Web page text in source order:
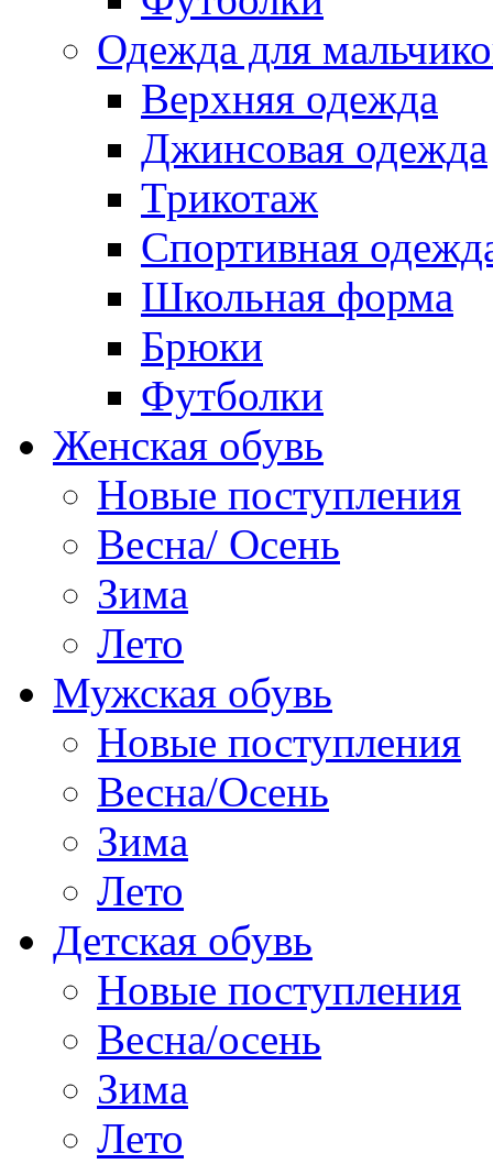
Одежда для
Верхняя одежда
Джинсовая одежда
Трикотаж
Спортивная
Школьная форма
Брюки
Футболки
Женская обувь
Новые поступления
Весна/ Осень
Зима
Лето
Мужская обувь
Новые поступления
Весна/Осень
Зима
Лето
Детская обувь
Новые поступления
Весна/осень
Зима
Лето